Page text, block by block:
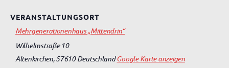
VERANSTALTUNGSORT
Mehrgenerationenhaus „Mittendrin“
Wilhelmstraße 10
Altenkirchen,57610 DeutschlandGoogle Karte anzeigen